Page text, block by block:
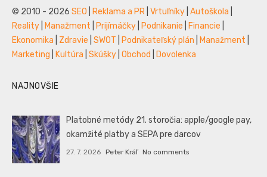
© 2010 - 2026 SEO Reklama a PR Vrtuľníky Autoškola
Reality
Manažment Prijímáčky Podnikanie Financie
Ekonomika
Zdravie SWOT Podnikateľský plán Manažment
Marketing
Kultúra Skúšky Obchod Dovolenka
NAJNOVŠIE
Platobné metódy 21. storočia: apple/google pay,
okamžité platby a SEPA pre darcov
27. 7. 2026 Peter Kráľ No comments